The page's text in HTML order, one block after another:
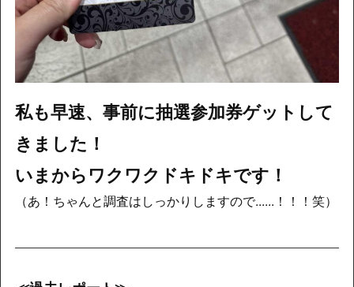
私も早速、事前に抽選参加券ゲットして
きました！
いまからワクワクドキドキです！
（あ！ちゃんと調査はしっかりしますので......！！！笑）